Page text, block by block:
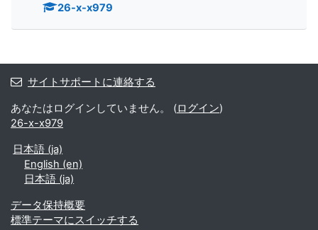
26-x-x979
サイトサポートに連絡する
あなたはログインしていません。 (ログイン)
26-x-x979
日本語 ‎(ja)‎
English ‎(en)‎
日本語 ‎(ja)‎
データ保持概要
標準テーマにスイッチする